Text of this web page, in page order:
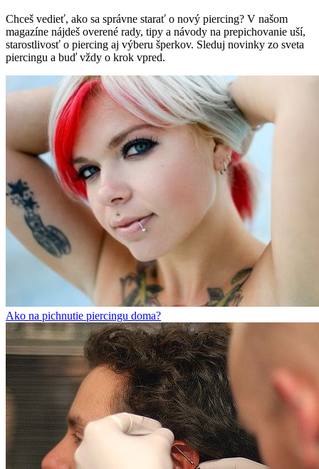
Chceš vedieť, ako sa správne starať o nový piercing? V našom
magazíne nájdeš overené rady, tipy a návody na prepichovanie uší,
starostlivosť o piercing aj výberu šperkov. Sleduj novinky zo sveta
piercingu a buď vždy o krok vpred.
Ako na pichnutie piercingu doma?